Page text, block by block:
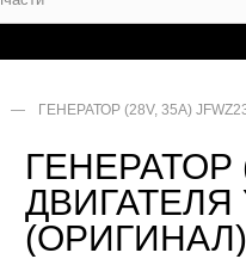
— ГЕНЕРАТОР (28V, 35A)
ГЕНЕРАТОР
ДВИГАТЕЛЯ
(ОРИГИНАЛ)